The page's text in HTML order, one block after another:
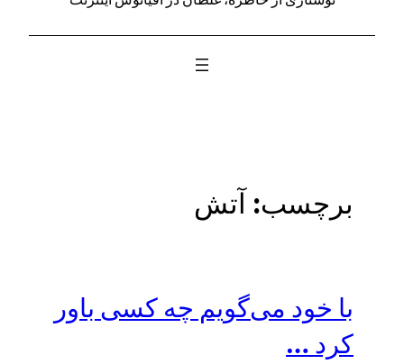
برچسب: آتش
با خود می‌گویم چه کسی باور
کرد …